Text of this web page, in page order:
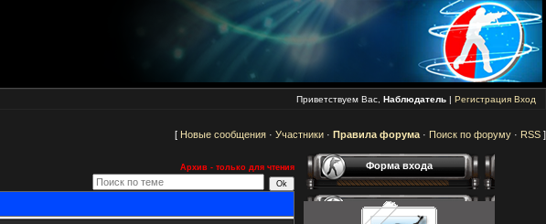
Приветствуем Вас, Наблюдатель | Регистрация Вход
[ Новые сообщения · Участники · Правила форума · Поиск по форуму · RSS ]
Архив - только для чтения
Форма входа